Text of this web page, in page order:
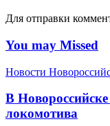
Для отправки
You may Missed
Новости
В
локомотива